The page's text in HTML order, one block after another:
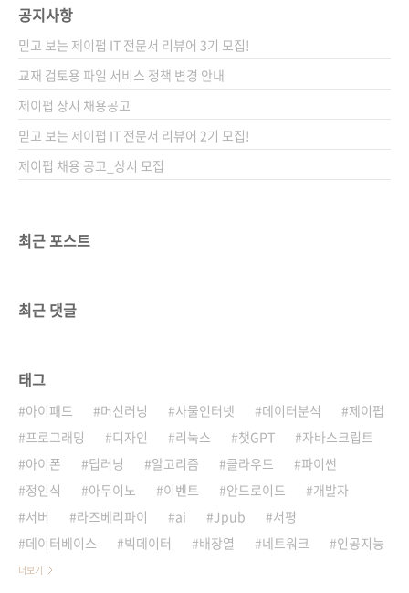
공지사항
믿고 보는 제이펍 IT 전문서 리뷰어 3기 모집!
교재 검토용 파일 서비스 정책 변경 안내
제이펍 상시 채용공고
믿고 보는 제이펍 IT 전문서 리뷰어 2기 모집!
제이펍 채용 공고_상시 모집
최근 포스트
최근 댓글
태그
아이패드 머신러닝 사물인터넷 데이터분석
제이펍
프로그래밍
디자인 리눅스 챗GPT
자바스크립트
아이폰
딥러닝 알고리즘 클라우드
파이썬
정인식
아두이노 이벤트 안드로이드
개발자
서버
라즈베리파이 ai Jpub
서평
데이터베이스
빅데이터 배장열 네트워크 인공지능
더보기